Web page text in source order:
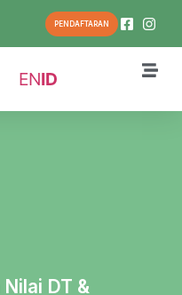
PENDAFTARAN
ENID
DT &